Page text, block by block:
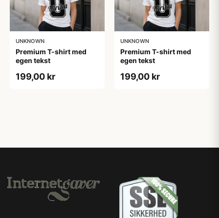
UNKNOWN
Premium T-shirt med
egen tekst
199,00 kr
UNKNOWN
Premium T-shirt med
egen tekst
199,00 kr